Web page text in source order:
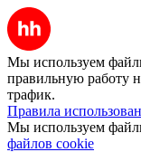
Мы используем
правильную работу
трафик.
Правила
Мы используем
файлов cookie